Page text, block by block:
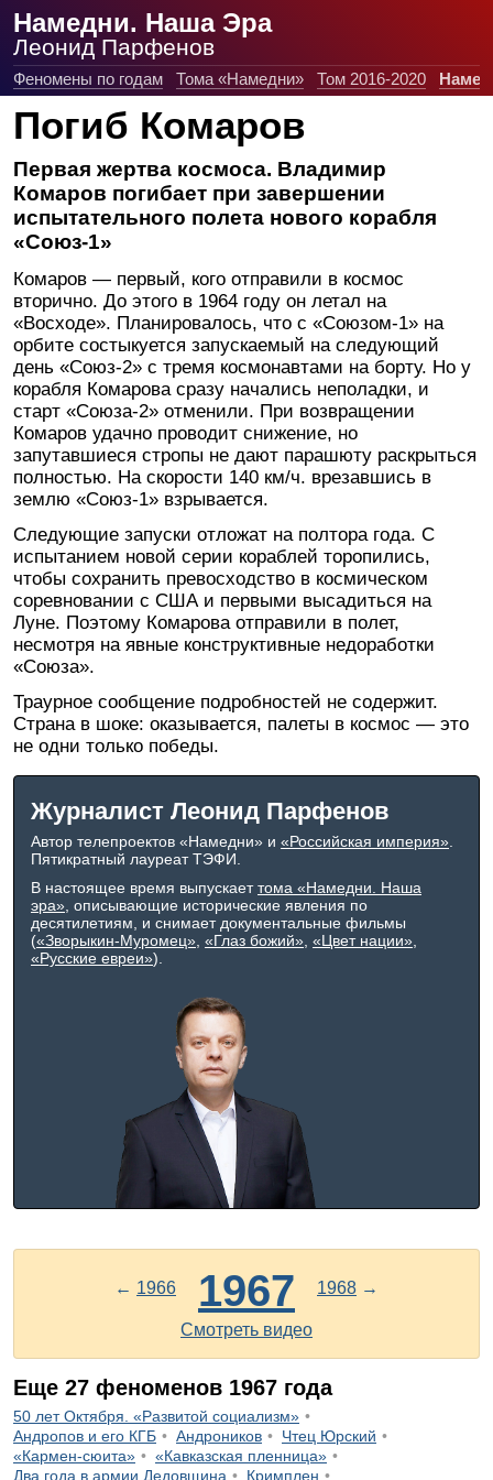
Намедни. Наша Эра
Леонид Парфенов
Феномены по годам Тома «Намедни» Том 2016-2020
Погиб Комаров
Первая жертва космоса. Владимир
Комаров погибает при завершении
испытательного полета нового корабля
«Союз-1»
Комаров — первый, кого отправили в космос
вторично. До этого в 1964 году он летал на
«Восходе». Планировалось, что с «Союзом-1» на
орбите состыкуется запускаемый на следующий
день «Союз-2» с тремя космонавтами на борту. Но у
корабля Комарова сразу начались неполадки, и
старт «Союза-2» отменили. При возвращении
Комаров удачно проводит снижение, но
запутавшиеся стропы не дают парашюту раскрыться
полностью. На скорости 140 км/ч. врезавшись в
землю «Союз-1» взрывается.
Следующие запуски отложат на полтора года. С
испытанием новой серии кораблей торопились,
чтобы сохранить превосходство в космическом
соревновании с США и первыми высадиться на
Луне. Поэтому Комарова отправили в полет,
несмотря на явные конструктивные недоработки
«Союза».
Траурное сообщение подробностей не содержит.
Страна в шоке: оказывается, палеты в космос — это
не одни только победы.
Журналист Леонид Парфенов
Автор телепроектов «Намедни» и «Российская империя»
Пятикратный лауреат ТЭФИ.
В настоящее время выпускает тома «Намедни. Наша
эра» , описывающие исторические явления по
десятилетиям, и снимает документальные фильмы
(«Зворыкин-Муромец» «Глаз божий» «Цвет нации»
«Русские евреи»).
← 1966 1967 1968 →
Смотреть видео
Еще 27 феноменов 1967 года
50 лет Октября. «Развитой социализм»
Андропов и его КГБ
Андроников
Чтец Юрский
«Кармен-сюита»
«Кавказская пленница»
Два года в армии Дедовщина
Кримплен